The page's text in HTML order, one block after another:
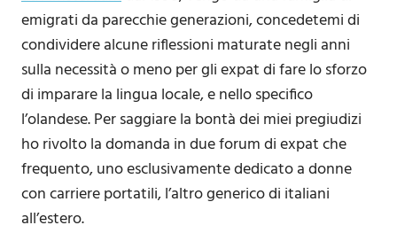
emigrati da parecchie generazioni, concedetemi di
condividere alcune riflessioni maturate negli anni
sulla necessità o meno per gli expat di fare lo sforzo
di imparare la lingua locale, e nello specifico
l’olandese. Per saggiare la bontà dei miei pregiudizi
ho rivolto la domanda in due forum di expat che
frequento, uno esclusivamente dedicato a donne
con carriere portatili, l’altro generico di italiani
all’estero.